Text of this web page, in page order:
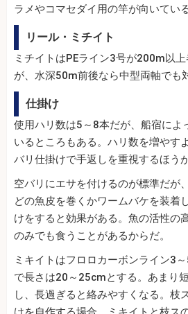
ラメやコマセダイ用の竿が向いている
リール・ミチイト
ミチイトはPEライン3号が200m以
が、水深50m前後なら中型両軸でも
仕掛け
使用ハリ数は5～8本だが、船宿によ
いるところもある。ハリ数を増やす
バリ仕掛けで手返しを重視するほう
空バリにエサを付けるのが標準だが
どの魚皮を巻くかワームバケを装着
けをすると効果がある。魚の活性の
のみでも食うことがあるからだ。
ミキイトはフロロカーボンライン3
で長さは20～25cmとする。あまり
し、長過ぎると絡みやすくなる。枝